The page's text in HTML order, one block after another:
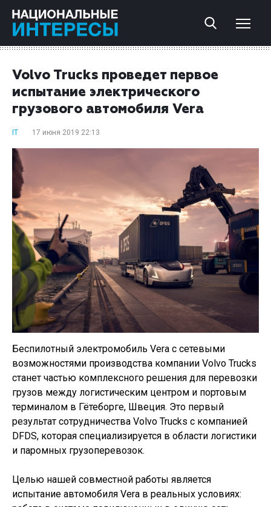
Volvo Trucks проведет первое
испытание электрического
грузового автомобиля Vera
IT 17 июня 2019 22:13
Беспилотный электромобиль Vera с сетевыми
возможностями производства компании Volvo Trucks
станет частью комплексного решения для перевозки
грузов между логистическим центром и портовым
терминалом в Гётеборге, Швеция. Это первый
результат сотрудничества Volvo Trucks с компанией
DFDS, которая специализируется в области логистики
и паромных грузоперевозок.
Целью нашей совместной работы является
испытание автомобиля Vera в реальных условиях: